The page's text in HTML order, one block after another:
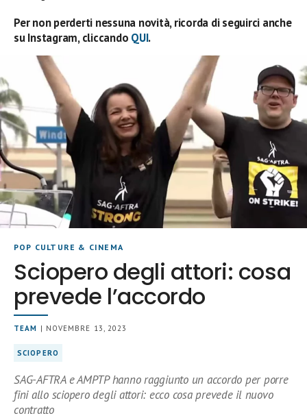
Per non perderti nessuna novità, ricorda di seguirci anche
su Instagram, cliccando QUI.
POP CULTURE & CINEMA
Sciopero degli attori: cosa
prevede l’accordo
TEAM | NOVEMBRE 13, 2023
SCIOPERO
SAG-AFTRA e AMPTP hanno raggiunto un accordo per porre
fini allo sciopero degli attori: ecco cosa prevede il nuovo
contratto